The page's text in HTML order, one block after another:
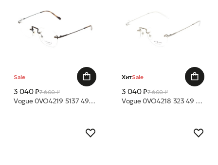
Sale
3 040 ₽7 600 ₽
Vogue 0VO4219 5137 49 19 оправа
ХитSale
3 040 ₽7 600 ₽
Vogue 0VO4218 323 49 19 оправа